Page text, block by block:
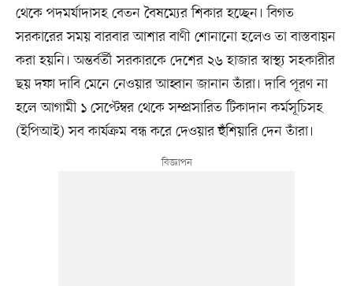
থেকে পদমর্যাদাসহ বেতন বৈষম্যের শিকার হচ্ছেন। বিগত
সরকারের সময় বারবার আশার বাণী শোনানো হলেও তা বাস্তবায়ন
করা হয়নি। অন্তর্বর্তী সরকারকে দেশের ২৬ হাজার স্বাস্থ্য সহকারীর
ছয় দফা দাবি মেনে নেওয়ার আহ্বান জানান তাঁরা। দাবি পূরণ না
হলে আগামী ১ সেপ্টেম্বর থেকে সম্প্রসারিত টিকাদান কর্মসূচিসহ
(ইপিআই) সব কার্যক্রম বন্ধ করে দেওয়ার হুঁশিয়ারি দেন তাঁরা।